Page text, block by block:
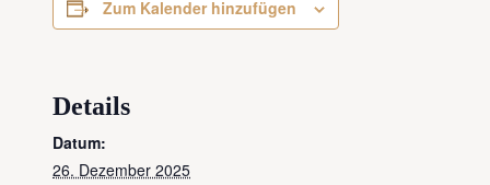
Zum Kalender hinzufügen
Details
Datum:
26. Dezember 2025